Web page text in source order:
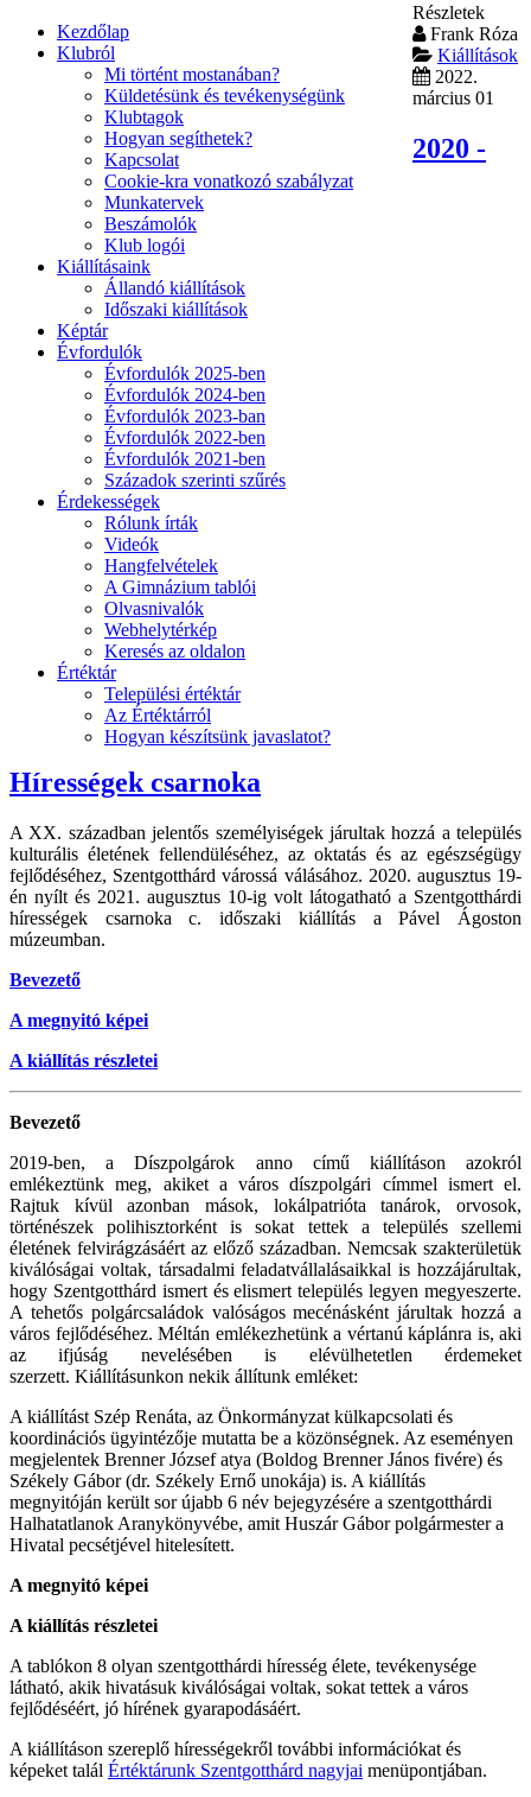
Kezdőlap
Klubról
Mi történt mostanában?
Küldetésünk és tevékenységünk
Klubtagok
Hogyan segíthetek?
Kapcsolat
Cookie-kra vonatkozó szabályzat
Munkatervek
Beszámolók
Klub logói
Kiállításaink
Állandó kiállítások
Időszaki kiállítások
Képtár
Évfordulók
Évfordulók 2025-ben
Évfordulók 2024-ben
Évfordulók 2023-ban
Évfordulók 2022-ben
Évfordulók 2021-ben
Századok szerinti szűrés
Érdekességek
Rólunk írták
Videók
Hangfelvételek
A Gimnázium tablói
Olvasnivalók
Webhelytérkép
Keresés az oldalon
Értéktár
Települési értéktár
Az Értéktárról
Hogyan készítsünk javaslatot?
Részletek
Frank Róza
Kiállítások
2022.
március 01
2020 -
Hírességek csarnoka
A XX. században jelentős személyiségek járultak hozzá a település
kulturális életének fellendüléséhez, az oktatás és az egészségügy
fejlődéséhez, Szentgotthárd várossá válásához. 2020. augusztus 19-
én nyílt és 2021. augusztus 10-ig volt látogatható a Szentgotthárdi
hírességek csarnoka c. időszaki kiállítás a Pável Ágoston
múzeumban.
Bevezető
A megnyitó képei
A kiállítás részletei
Bevezető
2019-ben, a Díszpolgárok anno című kiállításon azokról
emlékeztünk meg, akiket a város díszpolgári címmel ismert el.
Rajtuk kívül azonban mások, lokálpatrióta tanárok, orvosok,
történészek polihisztorként is sokat tettek a település szellemi
életének felvirágzásáért az előző században. Nemcsak szakterületük
kiválóságai voltak, társadalmi feladatvállalásaikkal is hozzájárultak,
hogy Szentgotthárd ismert és elismert település legyen megyeszerte.
A tehetős polgárcsaládok valóságos mecénásként járultak hozzá a
város fejlődéséhez. Méltán emlékezhetünk a vértanú káplánra is, aki
az ifjúság nevelésében is elévülhetetlen érdemeket
szerzett. Kiállításunkon nekik állítunk emléket:
A kiállítást Szép Renáta, az Önkormányzat külkapcsolati és
koordinációs ügyintézője mutatta be a közönségnek. Az eseményen
megjelentek Brenner József atya (Boldog Brenner János fivére) és
Székely Gábor (dr. Székely Ernő unokája) is. A kiállítás
megnyitóján került sor újabb 6 név bejegyzésére a szentgotthárdi
Halhatatlanok Aranykönyvébe, amit Huszár Gábor polgármester a
Hivatal pecsétjével hitelesített.
A megnyitó képei
A kiállítás részletei
A tablókon 8 olyan szentgotthárdi híresség élete, tevékenysége
látható, akik hivatásuk kiválóságai voltak, sokat tettek a város
fejlődéséért, jó hírének gyarapodásáért.
A kiállításon szereplő hírességekről további információkat és
képeket talál Értéktárunk Szentgotthárd nagyjai menüpontjában.